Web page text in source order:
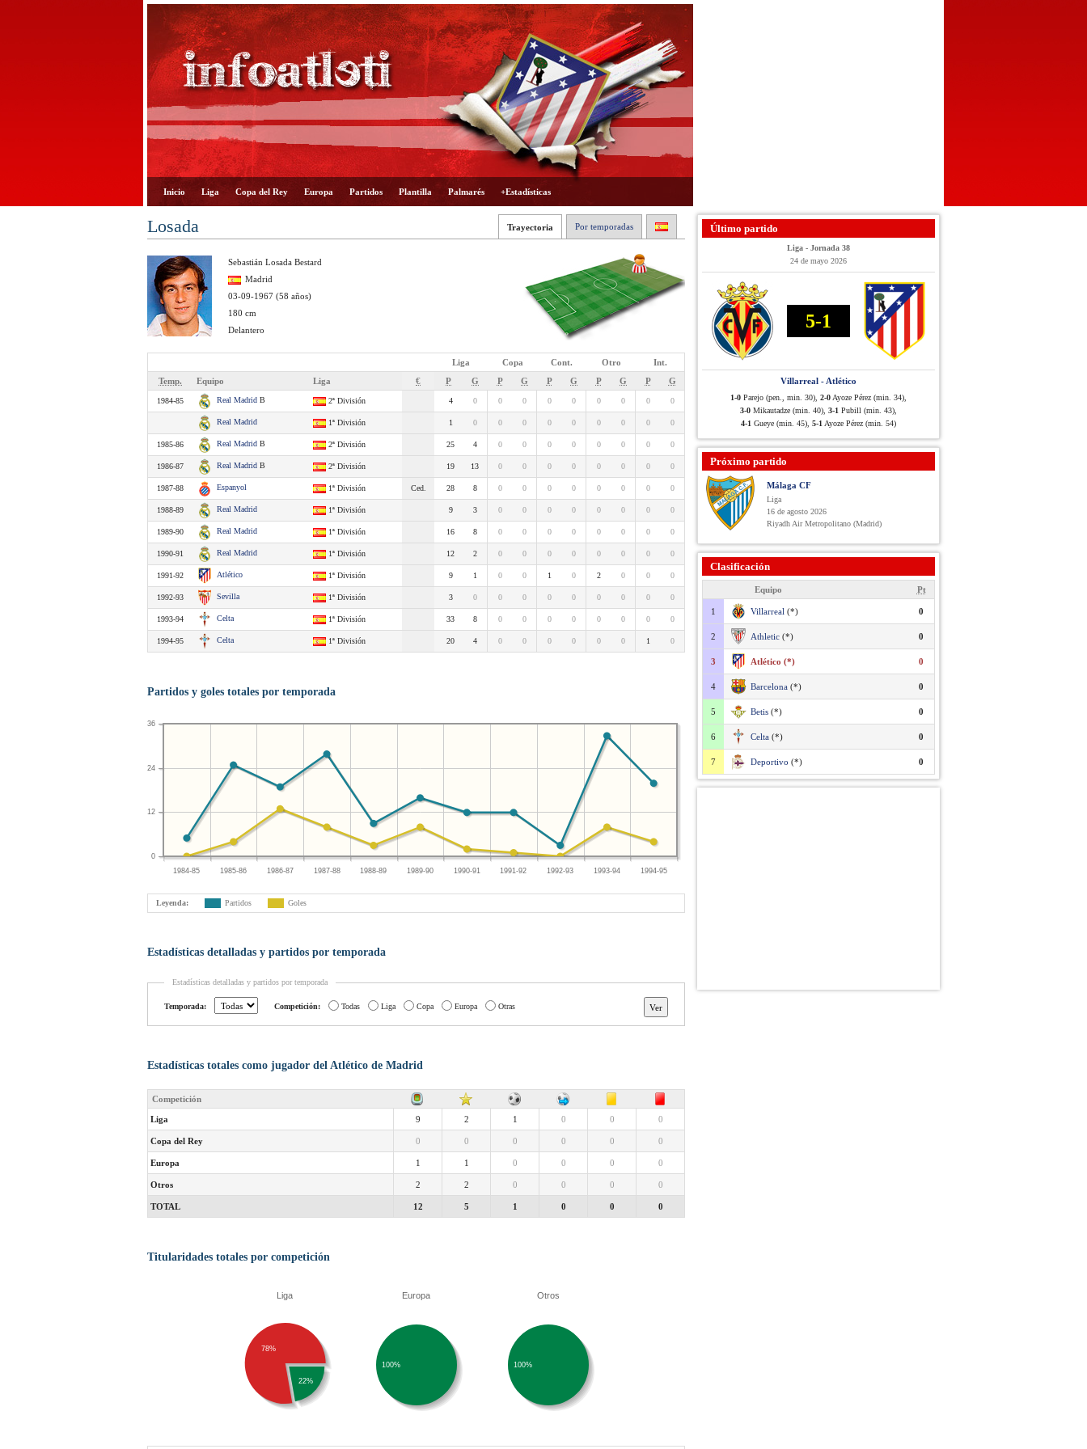
Inicio Liga Copa del Rey Europa Partidos Plantilla Palmarés +Estadísticas
Por temporadas
Trayectoria
Losada
Sebastián Losada Bestard
Madrid
03-09-1967 (58 años)
180 cm
Delantero
Liga Copa Cont. Otro
Int.
Temp.
Equipo Liga € P G P G P G P G P G
1984-85 Real Madrid B 2ª División 4 0 0 0 0 0 0 0 0 0
Real Madrid 1ª División 1 0 0 0 0 0 0 0 0 0
1985-86 Real Madrid B 2ª División 25 4 0 0 0 0 0 0 0 0
1986-87 Real Madrid B 2ª División 19 13 0 0 0 0 0 0 0 0
1987-88 Espanyol 1ª División Ced. 28 8 0 0 0 0 0 0 0 0
1988-89 Real Madrid 1ª División 9 3 0 0 0 0 0 0 0 0
1989-90 Real Madrid 1ª División 16 8 0 0 0 0 0 0 0 0
1990-91 Real Madrid 1ª División 12 2 0 0 0 0 0 0 0 0
1991-92 Atlético 1ª División 9 1 0 0 1 0 2 0 0 0
1992-93 Sevilla 1ª División 3 0 0 0 0 0 0 0 0 0
1993-94 Celta 1ª División 33 8 0 0 0 0 0 0 0 0
1994-95 Celta 1ª División 20 4 0 0 0 0 0 0 1 0
Partidos y goles totales por temporada
1984-85 1985-86 1986-87 1987-88 1988-89 1989-90 1990-91 1991-92 1992-93 1993-94 1994-95
0
12
24
36
Leyenda: Partidos Goles
Estadísticas detalladas y partidos por temporada
Estadísticas detalladas y partidos por temporada
Temporada: Competición: Todas Liga Copa Europa Otras
Estadísticas totales como jugador del Atlético de Madrid
Competición
Liga 9 2 1 0 0 0
Copa del Rey 0 0 0 0 0 0
Europa 1 1 0 0 0 0
Otros 2 2 0 0 0 0
TOTAL 12 5 1 0 0 0
Titularidades totales por competición
Liga
22%
78%
Europa
100%
Otros
100%
Último partido
Liga - Jornada 38
24 de mayo 2026
5-1
Villarreal - Atlético
1-0 Parejo (pen., min. 30), 2-0 Ayoze Pérez (min. 34),
3-0 Mikautadze (min. 40), 3-1 Pubill (min. 43),
4-1 Gueye (min. 45), 5-1 Ayoze Pérez (min. 54)
Próximo partido
Málaga CF
Liga
16 de agosto 2026
Riyadh Air Metropolitano (Madrid)
Clasificación
Equipo Pt
1 Villarreal (*) 0
2 Athletic (*) 0
3 Atlético (*) 0
4 Barcelona (*) 0
5 Betis (*) 0
6 Celta (*) 0
7 Deportivo (*) 0